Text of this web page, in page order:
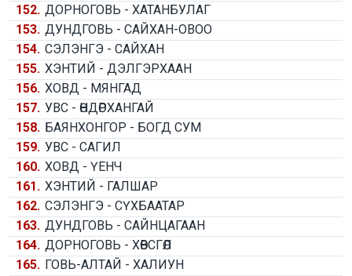
152. ДОРНОГОВЬ - ХАТАНБУЛАГ
153. ДУНДГОВЬ - САЙХАН-ОВОО
154. СЭЛЭНГЭ - САЙХАН
155. ХЭНТИЙ - ДЭЛГЭРХААН
156. ХОВД - МЯНГАД
157. УВС - ӨНДӨРХАНГАЙ
158. БАЯНХОНГОР - БОГД СУМ
159. УВС - САГИЛ
160. ХОВД - ҮЕНЧ
161. ХЭНТИЙ - ГАЛШАР
162. СЭЛЭНГЭ - СҮХБААТАР
163. ДУНДГОВЬ - САЙНЦАГААН
164. ДОРНОГОВЬ - ХӨВСГӨЛ
165. ГОВЬ-АЛТАЙ - ХАЛИУН